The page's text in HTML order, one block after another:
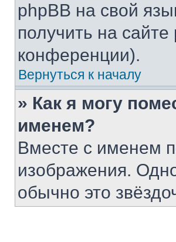
phpBB на свой
получить на
конференции).
Вернуться к началу
» Как я могу
именем?
Вместе с именем
изображения.
обычно это